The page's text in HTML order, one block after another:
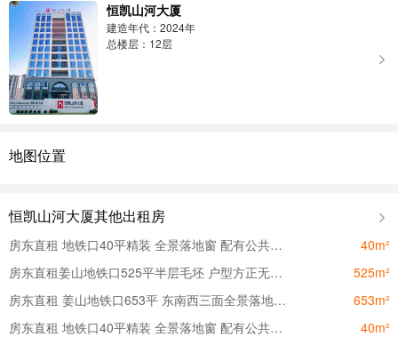
恒凯山河大厦
建造年代：2024年
总楼层：12层
地图位置
恒凯山河大厦其他出租房
房东直租 地铁口40平精装 全景落地窗 配有公共会议室 茶室
40m²
房东直租姜山地铁口525平半层毛坯 户型方正无立柱 价格可谈
525m²
房东直租 姜山地铁口653平 东南西三面全景落地窗 价格可谈
653m²
房东直租 地铁口40平精装 全景落地窗 配有公共会议室 茶室
40m²